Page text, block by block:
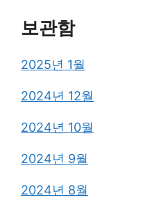
보관함
2025년 1월
2024년 12월
2024년 10월
2024년 9월
2024년 8월